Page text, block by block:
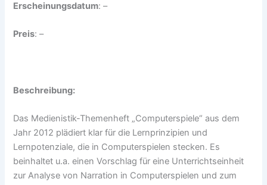
Erscheinungsdatum: –
Preis: –
Beschreibung:
Das Medienistik-Themenheft „Computerspiele“ aus dem
Jahr 2012 plädiert klar für die Lernprinzipien und
Lernpotenziale, die in Computerspielen stecken. Es
beinhaltet u.a. einen Vorschlag für eine Unterrichtseinheit
zur Analyse von Narration in Computerspielen und zum